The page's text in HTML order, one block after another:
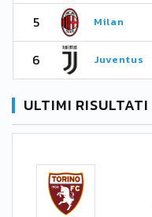
5 Milan
6 Juventus
ULTIMI RISULTATI